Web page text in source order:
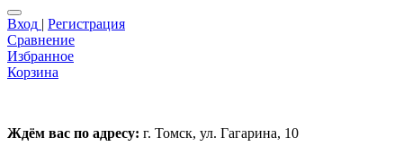
Вход | Регистрация
Сравнение
Избранное
Корзина
Ждём вас по адресу: г. Томск, ул. Гагарина, 10